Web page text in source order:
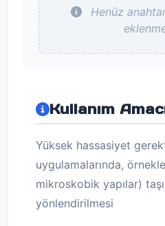
Henüz
Kullanım
Yüksek hassasiyet
uygulamalarında,
mikroskobik yapılar)
yönlendirilmesi